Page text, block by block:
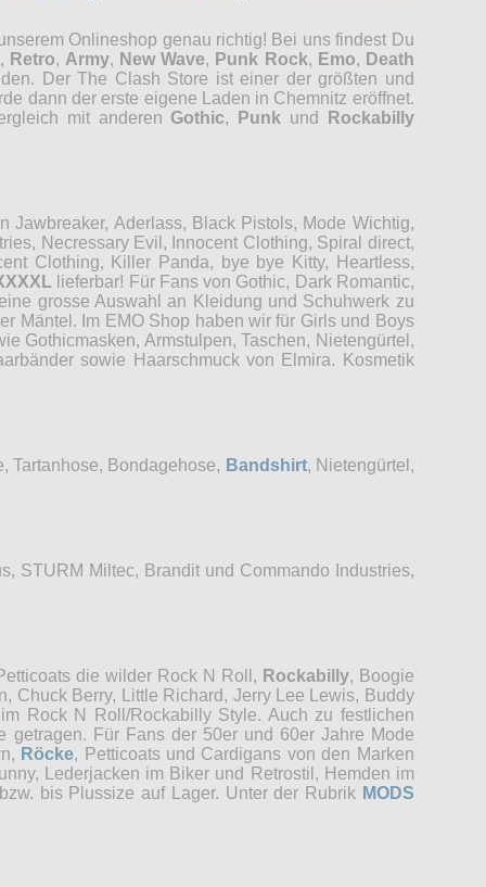
Onlineshop genau richtig! Bei uns findest Du
, Retro, Army, New Wave, Punk Rock, Emo, Death
Der The Clash Store ist einer der größten und
dann der erste eigene Laden in Chemnitz eröffnet.
mit anderen Gothic, Punk und Rockabilly
Aderlass, Black Pistols, Mode Wichtig,
Necressary Evil, Innocent Clothing, Spiral direct,
Clothing, Killer Panda, bye bye Kitty, Heartless,
lieferbar! Für Fans von Gothic, Dark Romantic,
grosse Auswahl an Kleidung und Schuhwerk zu
Mäntel. Im EMO Shop haben wir für Girls und Boys
Gothicmasken, Armstulpen, Taschen, Nietengürtel,
sowie Haarschmuck von Elmira. Kosmetik
Tartanhose, Bondagehose, Bandshirt, Nietengürtel,
STURM Miltec, Brandit und Commando Industries,
die wilder Rock N Roll, Rockabilly, Boogie
Chuck Berry, Little Richard, Jerry Lee Lewis, Buddy
Rock N Roll/Rockabilly Style. Auch zu festlichen
Für Fans der 50er und 60er Jahre Mode
Röcke, Petticoats und Cardigans von den Marken
Lederjacken im Biker und Retrostil, Hemden im
bis Plussize auf Lager. Unter der Rubrik MODS